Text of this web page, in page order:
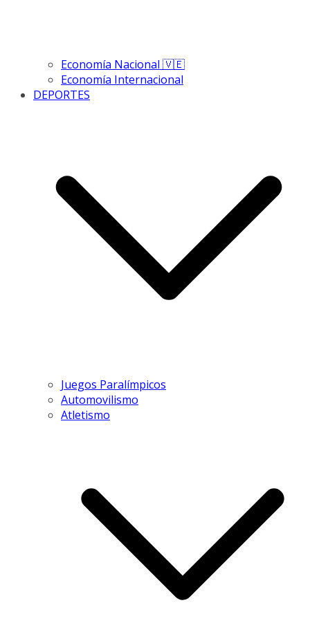
Economía Nacional 🇻🇪
Economía Internacional
DEPORTES
Juegos Paralímpicos
Automovilismo
Atletismo